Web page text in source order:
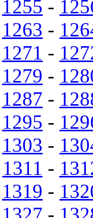
1255 -
1263 -
1271 -
1279 -
1287 -
1295 -
1303 -
1311 -
1319 -